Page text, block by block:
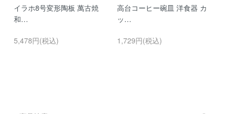
イラホ8号変形陶板 萬古焼
和…
5,478円(税込)
高台コーヒー碗皿 洋食器 カ
ッ…
1,729円(税込)